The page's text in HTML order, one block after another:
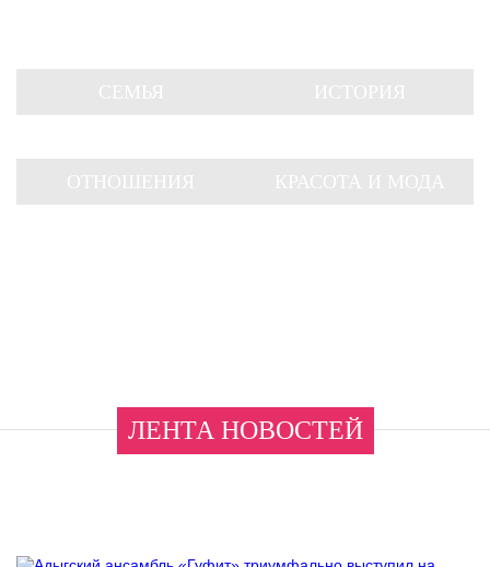
ЛЕНТА НОВОСТЕЙ